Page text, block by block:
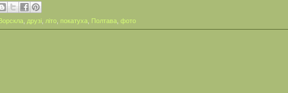
друзі, літо, покатуха Полтава фото